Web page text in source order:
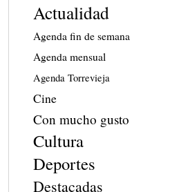
Actualidad
Agenda fin de semana
Agenda mensual
Agenda Torrevieja
Cine
Con mucho gusto
Cultura
Deportes
Destacadas